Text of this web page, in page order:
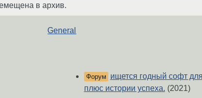
в архив.
General
Форум
ищется годный софт
плюс истории успеха. (2021)